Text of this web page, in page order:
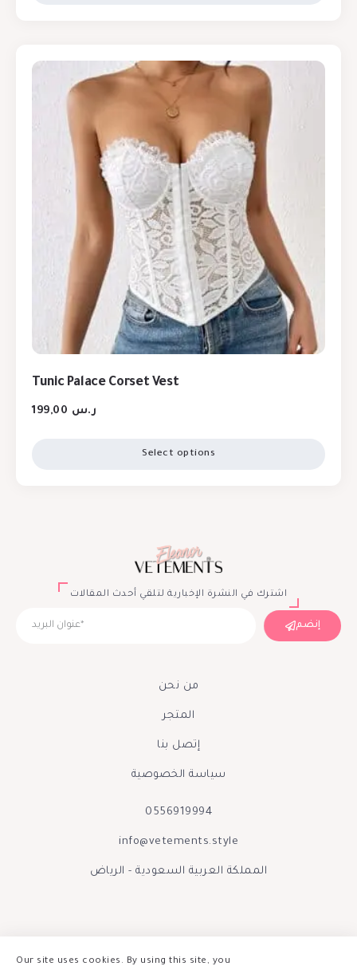
Tunic Palace Corset Vest
ر.س
Select options
اشترك في النشرة الإخبارية لتلقي أحدث المقالات
إنضم
من نحن
المتجر
إتصل بنا
سياسة الخصوصية
0556919994
info@vetements.style
المملكة العربية السعودية - الرياض
Our site uses cookies. By using this site, you